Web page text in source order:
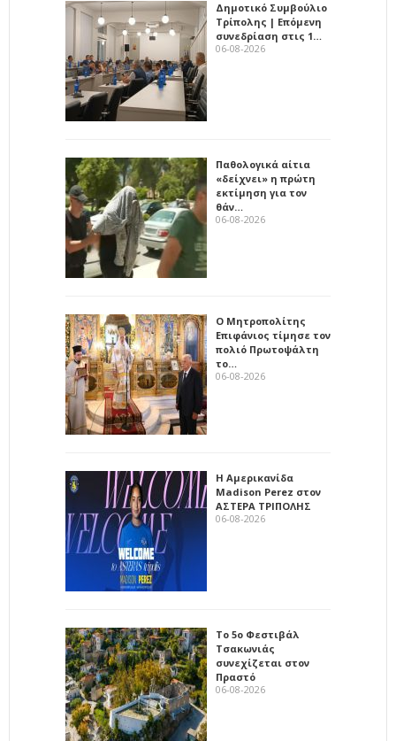
Δημοτικό Συμβούλιο
Τρίπολης | Επόμενη
συνεδρίαση στις 1…
06-08-2026
Παθολογικά αίτια
«δείχνει» η πρώτη
εκτίμηση για τον
θάν…
06-08-2026
Ο Μητροπολίτης
Επιφάνιος τίμησε τον
πολιό Πρωτοψάλτη
το…
06-08-2026
Η Αμερικανίδα
Madison Perez στον
ΑΣΤΕΡΑ ΤΡΙΠΟΛΗΣ
06-08-2026
Το 5ο Φεστιβάλ
Τσακωνιάς
συνεχίζεται στον
Πραστό
06-08-2026